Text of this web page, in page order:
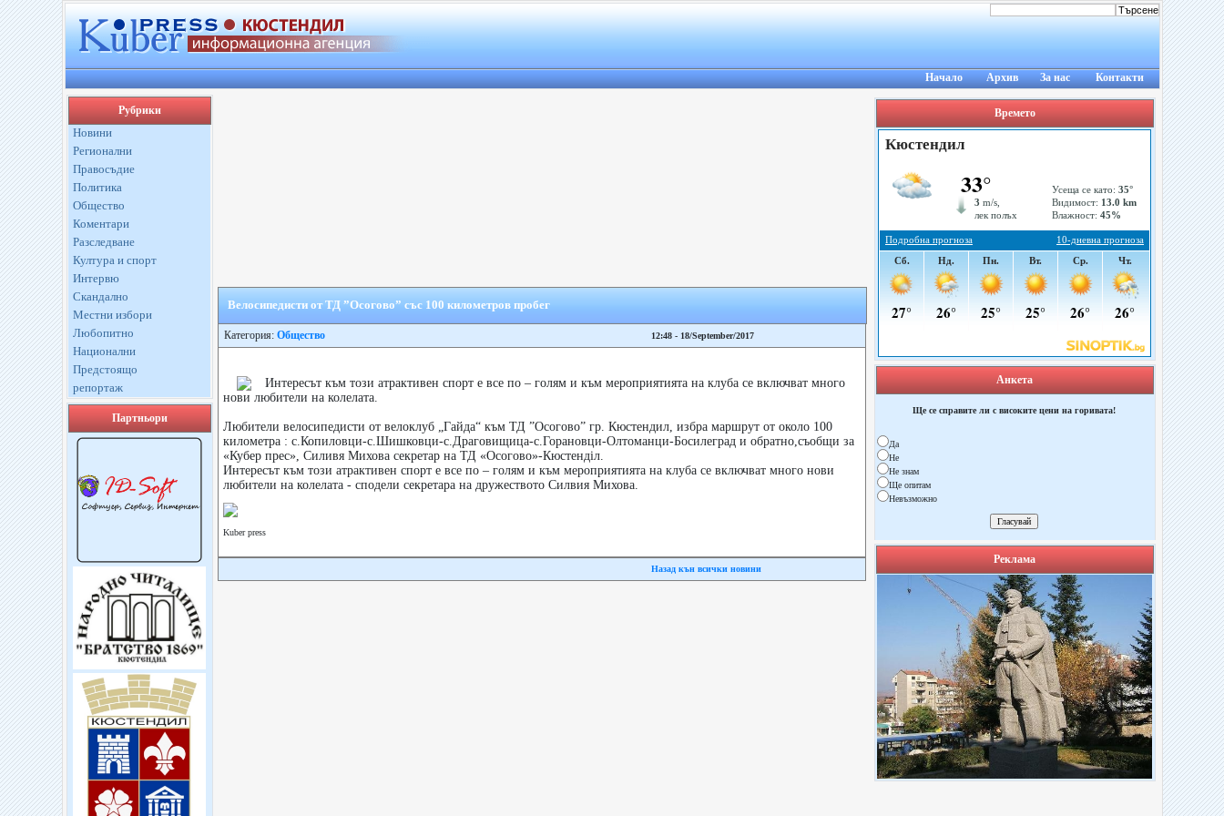
Начало Архив За нас Контакти
Рубрики
Новини
Регионални
Правосъдие
Политика
Общество
Коментари
Разследване
Култура и спорт
Интервю
Скандално
Местни избори
Любопитно
Национални
Предстоящо
репортаж
Партньори
Велосипедисти от ТД ”Осогово” със 100 километров пробег
Категория: Общество 12:48 - 18/September/2017
Интересът към този атрактивен спорт е все по – голям и към мероприятията на клуба се включват много
нови любители на колелата.
Любители велосипедисти от велоклуб „Гайда“ към ТД ”Осогово” гр. Кюстендил, избра маршрут от около 100
километра : с.Копиловци-с.Шишковци-с.Драговищица-с.Горановци-Олтоманци-Босилеград и обратно,съобщи за
«Кубер прес», Силивя Михова секретар на ТД «Осогово»-Кюстендiл.
Интересът към този атрактивен спорт е все по – голям и към мероприятията на клуба се включват много нови
любители на колелата - сподели секретара на дружеството Силвия Михова.
Kuber press
Назад кън всички новини
Времето
Анкета
Ще се справите ли с високите цени на горивата!
Да
Не
Не знам
Ще опитам
Невъзможно
Реклама